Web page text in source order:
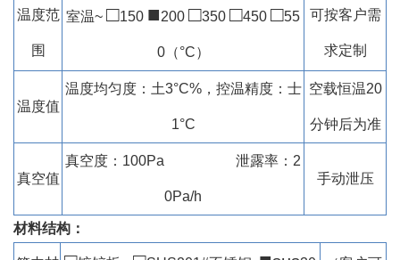
温度范
围
室温~ □150 ■200 □350 □450 □55
0（°C）
可按客户需
求定制
温度值
温度均匀度：土3°C%，控温精度：士
1°C
空载恒温20
分钟后为准
真空值
真空度：100Pa 泄露率：2
0Pa/h
手动泄压
材料结构：